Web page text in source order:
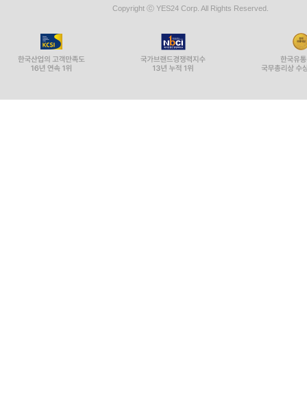
Copyright ⓒ YES24 Corp. All Rights Reserved.